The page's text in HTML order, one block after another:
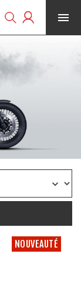

NOUVEAUTÉ